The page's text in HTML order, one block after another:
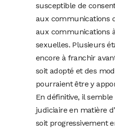
susceptible de
aux communications
aux communications
sexuelles. Plusieurs
encore à franchir
soit adopté et des
pourraient être y
En définitive, il
judiciaire en matière
soit progressivement